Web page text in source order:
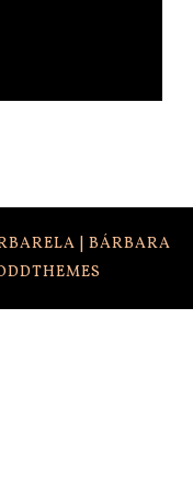
| BÁRBARA